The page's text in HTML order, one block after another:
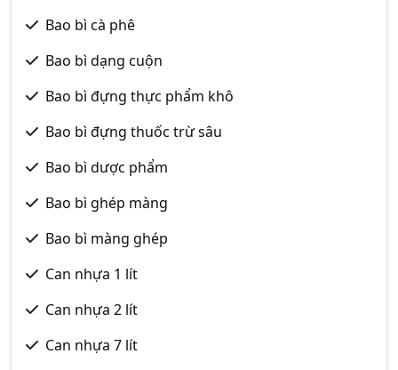
Bao bì cà phê
Bao bì dạng cuộn
Bao bì đựng thực phẩm khô
Bao bì đựng thuốc trừ sâu
Bao bì dược phẩm
Bao bì ghép màng
Bao bì màng ghép
Can nhựa 1 lít
Can nhựa 2 lít
Can nhựa 7 lít